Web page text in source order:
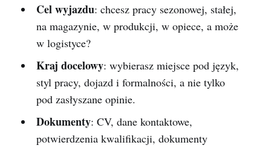
Cel wyjazdu: chcesz pracy sezonowej, stałej,
na magazynie, w produkcji, w opiece, a może
w logistyce?
Kraj docelowy: wybierasz miejsce pod język,
styl pracy, dojazd i formalności, a nie tylko
pod zasłyszane opinie.
Dokumenty: CV, dane kontaktowe,
potwierdzenia kwalifikacji, dokumenty